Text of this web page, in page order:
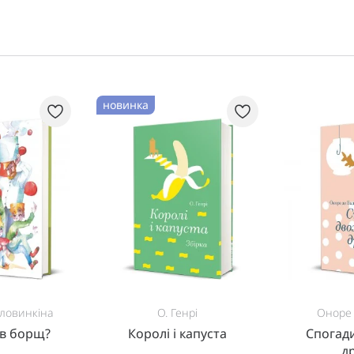
борщ?
новинка
О. Генрі
Королі і капуста
Оноре